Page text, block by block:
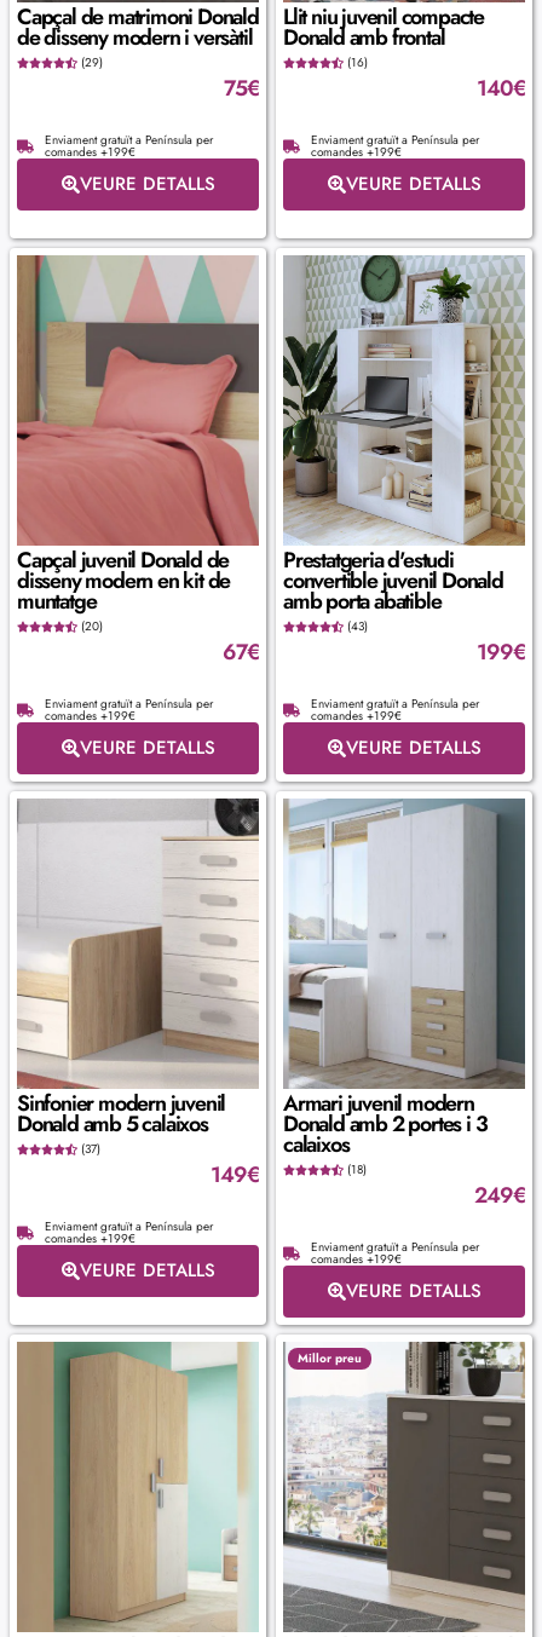
Capçal de matrimoni Donald
de disseny modern i versàtil
(29)
75€
Enviament gratuït a Península per
comandes +199€
VEURE DETALLS
Llit niu juvenil compacte
Donald amb frontal
(16)
140€
Enviament gratuït a Península per
comandes +199€
VEURE DETALLS
Capçal juvenil Donald de
disseny modern en kit de
muntatge
(20)
67€
Enviament gratuït a Península per
comandes +199€
VEURE DETALLS
Prestatgeria d'estudi
convertible juvenil Donald
amb porta abatible
(43)
199€
Enviament gratuït a Península per
comandes +199€
VEURE DETALLS
Sinfonier modern juvenil
Donald amb 5 calaixos
(37)
149€
Enviament gratuït a Península per
comandes +199€
VEURE DETALLS
Armari juvenil modern
Donald amb 2 portes i 3
calaixos
(18)
249€
Enviament gratuït a Península per
comandes +199€
VEURE DETALLS
Millor preu